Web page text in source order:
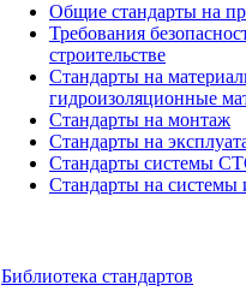
Общие стандарты на
Требования
строительстве
Стандарты на
гидроизоляционные
Стандарты на монтаж
Стандарты на
Стандарты системы
Стандарты на
Библиотека стандартов